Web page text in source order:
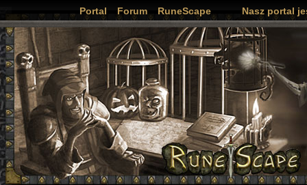
Portal Forum RuneScape Nasz portal